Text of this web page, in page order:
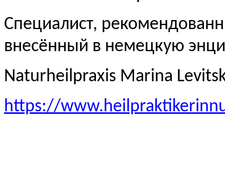
Специалист,
внесённый в немецкую
Naturheilpraxis Marina
https://